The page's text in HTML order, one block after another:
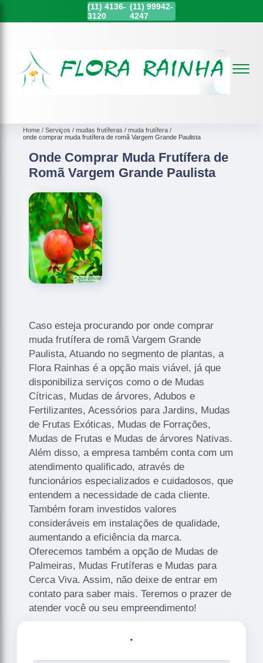
(11) 4136-
3120
(11)99942-
4247
Home Serviços mudas frutíferas
muda frutífera
onde comprar muda frutífera de romã Vargem Grande Paulista
Onde Comprar Muda Frutífera de
Romã Vargem Grande Paulista
Caso esteja procurando por onde comprar
muda frutífera de romã Vargem Grande
Paulista, Atuando no segmento de plantas, a
Flora Rainhas é a opção mais viável, já que
disponibiliza serviços como o de Mudas
Cítricas, Mudas de árvores, Adubos e
Fertilizantes, Acessórios para Jardins, Mudas
de Frutas Exóticas, Mudas de Forrações,
Mudas de Frutas e Mudas de árvores Nativas.
Além disso, a empresa também conta com um
atendimento qualificado, através de
funcionários especializados e cuidadosos, que
entendem a necessidade de cada cliente.
Também foram investidos valores
consideráveis em instalações de qualidade,
aumentando a eficiência da marca.
Oferecemos também a opção de Mudas de
Palmeiras, Mudas Frutíferas e Mudas para
Cerca Viva. Assim, não deixe de entrar em
contato para saber mais. Teremos o prazer de
atender você ou seu empreendimento!
.